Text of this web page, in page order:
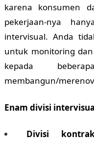
karena konsumen
pekerjaan-nya
intervisual. Anda
untuk monitoring
kepada
membangun/
Enam divisi
Divisi